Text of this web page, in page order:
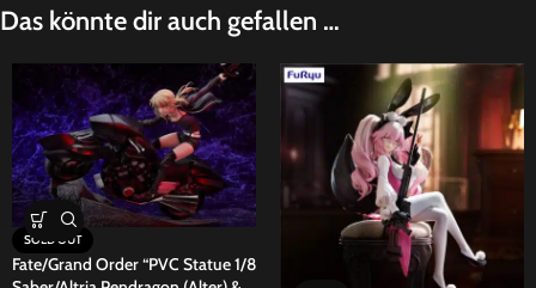
Das könnte dir auch gefallen …
SOLD OUT
Fate/Grand Order “PVC Statue 1/8